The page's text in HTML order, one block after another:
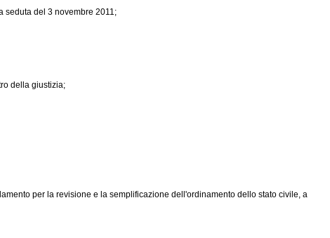
seduta del 3 novembre 2011;
della giustizia;
per la revisione e la semplificazione dell'ordinamento dello stato civile, a